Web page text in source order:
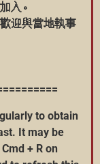
入。
迎與當地執事
to obtain
It may be
+ R on